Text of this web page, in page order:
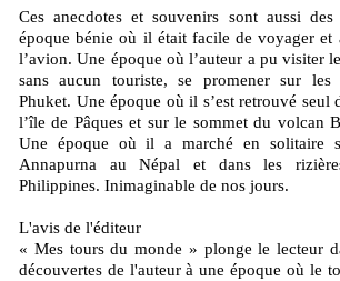
Ces anecdotes et souvenirs sont aussi des
époque bénie où il était facile de voyager et
l’avion. Une époque où l’auteur a pu visiter
sans aucun touriste, se promener sur les
Phuket. Une époque où il s’est retrouvé seul
l’île de Pâques et sur le sommet du volcan
Une époque où il a marché en solitaire
Annapurna au Népal et dans les
Philippines. Inimaginable de nos jours.
L'avis de l'éditeur
« Mes tours du monde » plonge le lecteur
découvertes de l'auteur à une époque où le